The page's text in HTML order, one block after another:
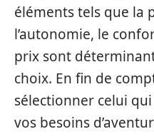
éléments tels que la
l’autonomie, le
prix sont
choix. En fin de
sélectionner celui
vos besoins